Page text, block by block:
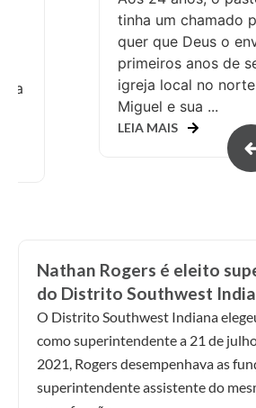
tinha um chamado
quer que Deus o
primeiros anos de
igreja local no
Miguel e sua ...
LEIA MAIS
Nathan Rogers é eleito
do Distrito Southwest
O Distrito Southwest Indiana
como superintendente a 21 de
2021, Rogers desempenhava as
superintendente assistente do